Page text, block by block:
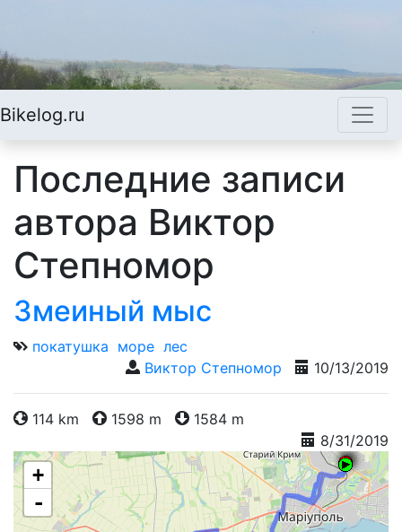
Bikelog.ru
Последние записи
автора Виктор
Степномор
Змеиный мыс
покатушка море лес
Виктор Степномор
10/13/2019
114 km 1598 m
1584 m
8/31/2019
+
-